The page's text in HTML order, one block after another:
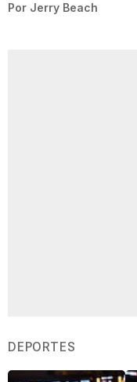
Por Jerry Beach
DEPORTES